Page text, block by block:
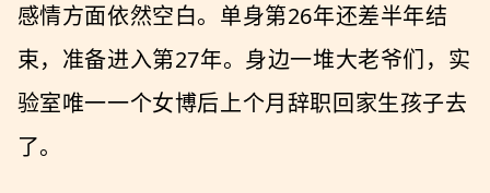
感情方面依然空白。单身第26年还差半年结
束，准备进入第27年。身边一堆大老爷们，实
验室唯一一个女博后上个月辞职回家生孩子去
了。